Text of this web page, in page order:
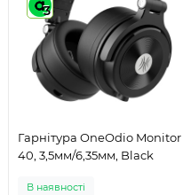
3
Гарнітура OneOdio Monitor
40, 3,5мм/6,35мм, Black
В наявності